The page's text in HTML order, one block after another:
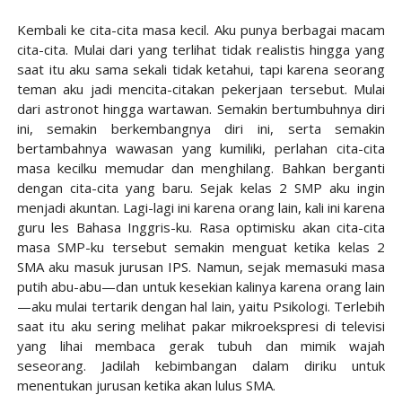
Kembali ke cita-cita masa kecil. Aku punya berbagai macam
cita-cita. Mulai dari yang terlihat tidak realistis hingga yang
saat itu aku sama sekali tidak ketahui, tapi karena seorang
teman aku jadi mencita-citakan pekerjaan tersebut. Mulai
dari astronot hingga wartawan. Semakin bertumbuhnya diri
ini, semakin berkembangnya diri ini, serta semakin
bertambahnya wawasan yang kumiliki, perlahan cita-cita
masa kecilku memudar dan menghilang. Bahkan berganti
dengan cita-cita yang baru. Sejak kelas 2 SMP aku ingin
menjadi akuntan. Lagi-lagi ini karena orang lain, kali ini karena
guru les Bahasa Inggris-ku. Rasa optimisku akan cita-cita
masa SMP-ku tersebut semakin menguat ketika kelas 2
SMA aku masuk jurusan IPS. Namun, sejak memasuki masa
putih abu-abu—dan untuk kesekian kalinya karena orang lain
—aku mulai tertarik dengan hal lain, yaitu Psikologi. Terlebih
saat itu aku sering melihat pakar mikroekspresi di televisi
yang lihai membaca gerak tubuh dan mimik wajah
seseorang. Jadilah kebimbangan dalam diriku untuk
menentukan jurusan ketika akan lulus SMA.